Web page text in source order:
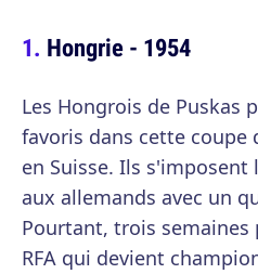
Hongrie - 1954
Les Hongrois de Puskas
favoris dans cette coupe
en Suisse. Ils
aux allemands avec un
Pourtant, trois semaines
RFA qui devient